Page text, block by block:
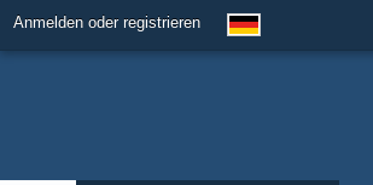
Anmelden oder registrieren